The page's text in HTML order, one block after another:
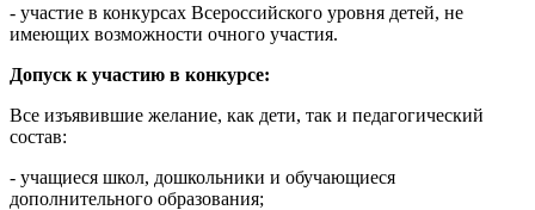
- участие в конкурсах Всероссийского уровня детей, не
имеющих возможности очного участия.
Допуск к участию в конкурсе:
Все изъявившие желание, как дети, так и педагогический
состав:
- учащиеся школ, дошкольники и обучающиеся
дополнительного образования;